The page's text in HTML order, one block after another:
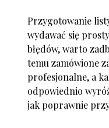
Przygotowanie
wydawać się
błędów, warto
temu zamówione
profesjonalne, a
odpowiednio
jak poprawnie